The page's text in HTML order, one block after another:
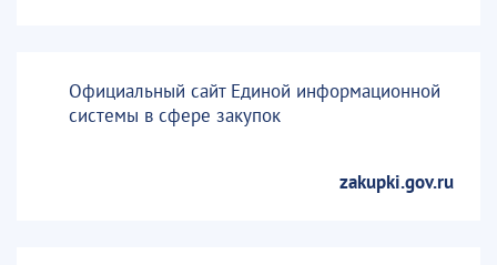
Официальный сайт Единой информационной
системы в сфере закупок
zakupki.gov.ru